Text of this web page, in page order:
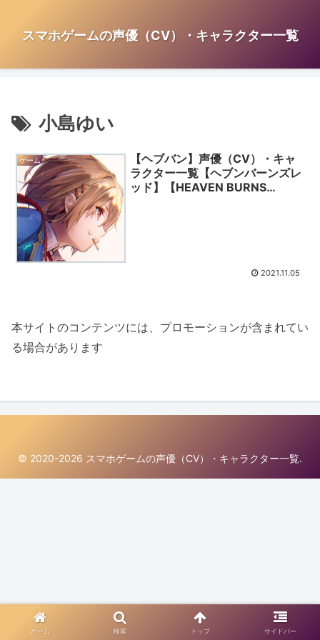
スマホゲームの声優（CV）・キャラクター一覧
小島ゆい
ゲーム
【ヘブバン】声優（CV）・キャ
ラクター一覧【ヘブンバーンズレ
ッド】【HEAVEN BURNS
2021.11.05
本サイトのコンテンツには、プロモーションが含まれてい
る場合があります
© 2020-2026 スマホゲームの声優（CV）・キャラクター一覧.
ホーム 検索 トップ サイドバー